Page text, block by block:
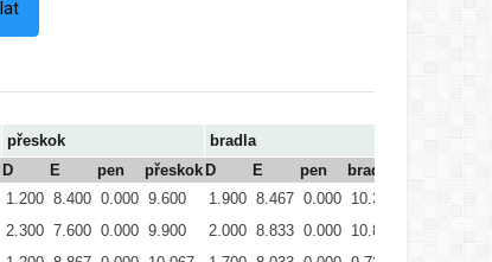
přeskok bradla
D E pen přeskok D E pen bradla
1.200 8.400 0.000 9.600 1.900 8.467 0.000 10.367
2.300 7.600 0.000 9.900 2.000 8.833 0.000 10.833